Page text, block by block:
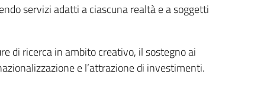
servizi adatti a ciascuna realtà e a soggetti
di ricerca in ambito creativo, il sostegno ai
e l’attrazione di investimenti.